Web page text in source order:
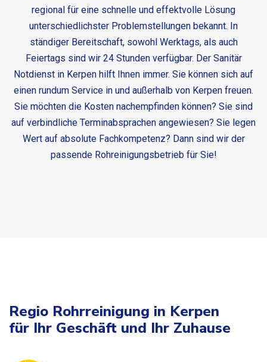
regional für eine schnelle und effektvolle Lösung
unterschiedlichster Problemstellungen bekannt. In
ständiger Bereitschaft, sowohl Werktags, als auch
Feiertags sind wir 24 Stunden verfügbar. Der Sanitär
Notdienst in Kerpen hilft Ihnen immer. Sie können sich auf
einen rundum Service in und außerhalb von Kerpen freuen.
Sie möchten die Kosten nachempfinden können? Sie sind
auf verbindliche Terminabsprachen angewiesen? Sie legen
Wert auf absolute Fachkompetenz? Dann sind wir der
passende Rohreinigungsbetrieb für Sie!
Regio Rohrreinigung in Kerpen
für Ihr Geschäft und Ihr Zuhause